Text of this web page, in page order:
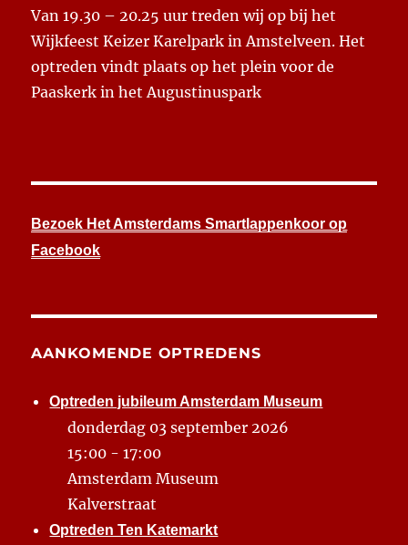
Van 19.30 – 20.25 uur treden wij op bij het
Wijkfeest Keizer Karelpark in Amstelveen. Het
optreden vindt plaats op het plein voor de
Paaskerk in het Augustinuspark
Bezoek Het Amsterdams Smartlappenkoor op
Facebook
AANKOMENDE OPTREDENS
Optreden jubileum Amsterdam Museum
donderdag 03 september 2026
15:00 - 17:00
Amsterdam Museum
Kalverstraat
Optreden Ten Katemarkt